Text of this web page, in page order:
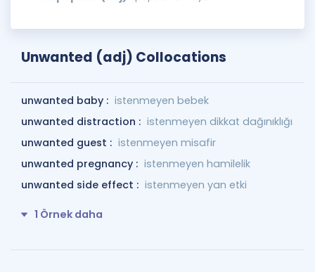
Unwanted (adj) Collocations
unwanted baby : istenmeyen bebek
unwanted distraction : istenmeyen dikkat dağınıklığı
unwanted guest : istenmeyen misafir
unwanted pregnancy : istenmeyen hamilelik
unwanted side effect : istenmeyen yan etki
1 Örnek daha